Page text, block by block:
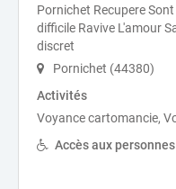
Pornichet Recupere
difficile Ravive L'amour
discret
Pornichet (44380)
Activités
Voyance cartomancie,
Accès aux